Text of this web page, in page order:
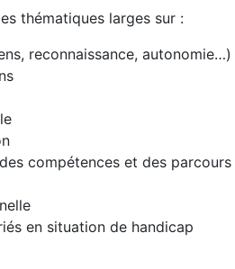
thématiques larges sur :
reconnaissance, autonomie…)
compétences et des parcours
en situation de handicap